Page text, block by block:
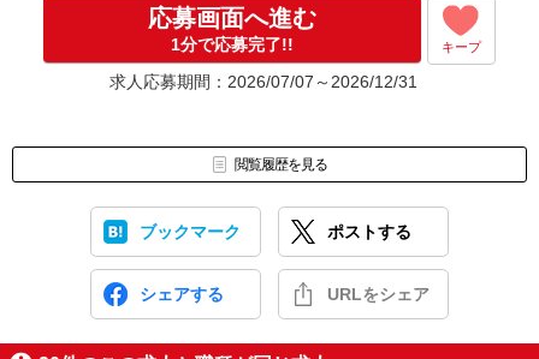
応募画面へ進む
1分で応募完了!! キープ
求人応募期間：2026/07/07～2026/12/31
閲覧履歴を見る
ブックマーク ポストする
シェアする URLをシェア